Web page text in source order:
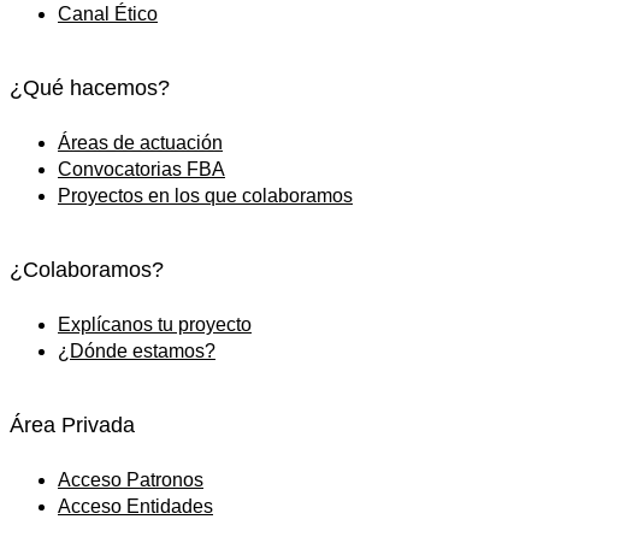
Canal Ético
¿Qué hacemos?
Áreas de actuación
Convocatorias FBA
Proyectos en los que colaboramos
¿Colaboramos?
Explícanos tu proyecto
¿Dónde estamos?
Área Privada
Acceso Patronos
Acceso Entidades